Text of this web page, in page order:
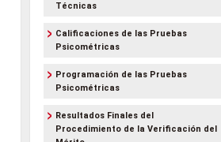
Técnicas
Calificaciones de las Pruebas
Psicométricas
Programación de las Pruebas
Psicométricas
Resultados Finales del
Procedimiento de la Verificación del